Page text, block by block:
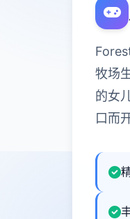
牧场
的女
口而